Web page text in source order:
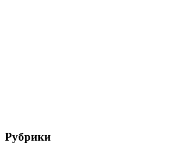
Рубрики